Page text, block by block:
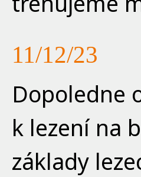
11/12/23
Dopoledne
k lezení na
základy